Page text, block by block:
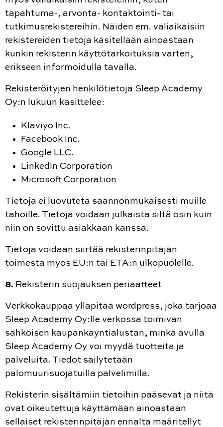
tapahtuma-, arvonta- kontaktointi- tai
tutkimusrekistereihin. Näiden em. väliaikaisiin
rekistereiden tietoja käsitellään ainoastaan
kunkin rekisterin käyttötarkoituksia varten,
erikseen informoidulla tavalla.
Rekisteröityjen henkilötietoja Sleep Academy
Oy:n lukuun käsittelee:
Klaviyo Inc.
Facebook Inc.
Google LLC.
LinkedIn Corporation
Microsoft Corporation
Tietoja ei luovuteta säännönmukaisesti muille
tahoille. Tietoja voidaan julkaista siltä osin kuin
niin on sovittu asiakkaan kanssa.
Tietoja voidaan siirtää rekisterinpitäjän
toimesta myös EU:n tai ETA:n ulkopuolelle.
8. Rekisterin suojauksen periaatteet
Verkkokauppaa ylläpitää wordpress, joka tarjoaa
Sleep Academy Oy:lle verkossa toimivan
sähköisen kaupankäyntialustan, minkä avulla
Sleep Academy Oy voi myydä tuotteita ja
palveluita. Tiedot säilytetään
palomuurisuojatuilla palvelimilla.
Rekisterin sisältämiin tietoihin pääsevät ja niitä
ovat oikeutettuja käyttämään ainoastaan
sellaiset rekisterinpitäjän ennalta määritellyt